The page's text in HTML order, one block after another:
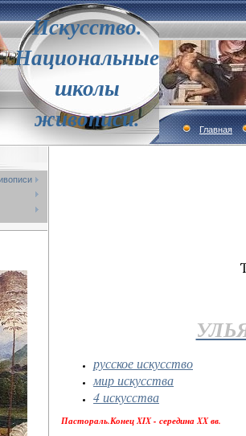
Искусство.
Национальные
школы
живописи.
Главная
русское искусство
мир искусства
4 искусства
Пастораль.Конец XIX - середина XX вв.